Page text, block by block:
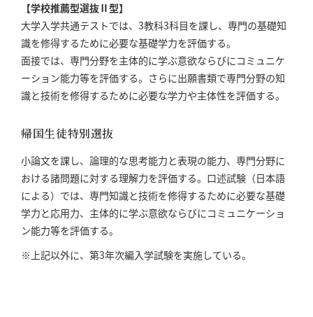
【学校推薦型選抜Ⅱ型】
大学入学共通テストでは、3教科3科目を課し、専門の基礎知
識を修得するために必要な基礎学力を評価する。
面接では、専門分野を主体的に学ぶ意欲ならびにコミュニケ
ーション能力等を評価する。さらに出願書類で専門分野の知
識と技術を修得するために必要な学力や主体性を評価する。
帰国生徒特別選抜
小論文を課し、論理的な思考能力と表現の能力、専門分野に
おける諸問題に対する理解力を評価する。口述試験（日本語
による）では、専門知識と技術を修得するために必要な基礎
学力と応用力、主体的に学ぶ意欲ならびにコミュニケーショ
ン能力等を評価する。
※上記以外に、第3年次編入学試験を実施している。